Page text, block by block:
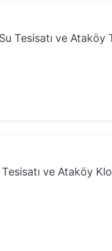
Tesisatı ve Ataköy
ve Ataköy